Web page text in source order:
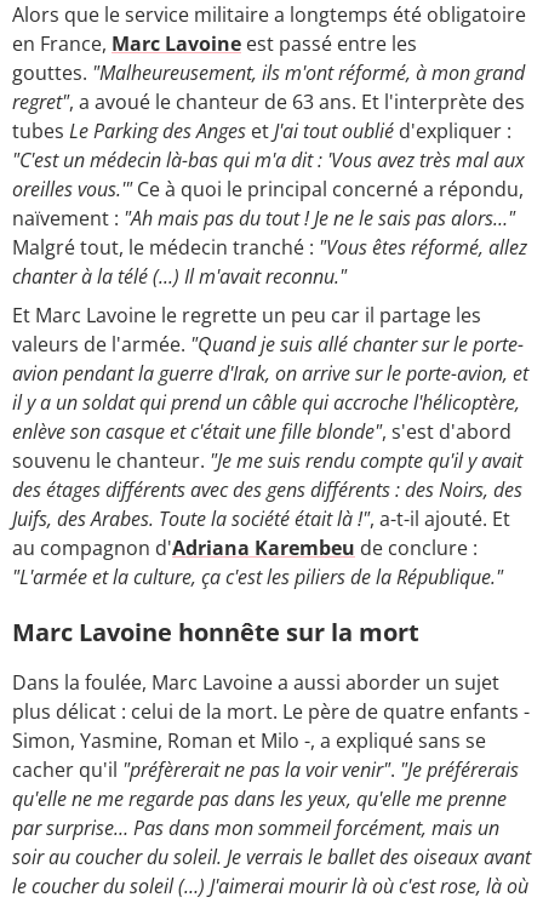
Alors que le service militaire a longtemps été obligatoire
en France, Marc Lavoine est passé entre les
gouttes. "Malheureusement, ils m'ont réformé, à mon grand
regret", a avoué le chanteur de 63 ans. Et l'interprète des
tubes Le Parking des Anges etJ'ai tout oublié d'expliquer :
"C'est un médecin là-bas qui m'a dit : 'Vous avez très mal aux
oreilles vous.'"Ce à quoi le principal concerné a répondu,
naïvement : "Ah mais pas du tout ! Je ne le sais pas alors…"
Malgré tout, le médecin tranché : "Vous êtes réformé, allez
chanter à la télé (...) Il m'avait reconnu."
Et Marc Lavoine le regrette un peu car il partage les
valeurs de l'armée. "Quand je suis allé chanter sur le porte-
avion pendant la guerre d'Irak, on arrive sur le porte-avion, et
il y a un soldat qui prend un câble qui accroche l'hélicoptère,
enlève son casque et c'était une fille blonde", s'est d'abord
souvenu le chanteur. "Je me suis rendu compte qu'il y avait
des étages différents avec des gens différents : des Noirs, des
Juifs, des Arabes. Toute la société était là !", a-t-il ajouté. Et
au compagnon d'Adriana Karembeu de conclure :
"L'armée et la culture, ça c'est les piliers de la République."
Marc Lavoine honnête sur la mort
Dans la foulée, Marc Lavoine a aussi aborder un sujet
plus délicat : celui de la mort. Le père de quatre enfants -
Simon, Yasmine, Roman et Milo -, a expliqué sans se
cacher qu'il "préfèrerait ne pas la voir venir". "Je préférerais
qu'elle ne me regarde pas dans les yeux, qu'elle me prenne
par surprise… Pas dans mon sommeil forcément, mais un
soir au coucher du soleil. Je verrais le ballet des oiseaux avant
le coucher du soleil (…) J'aimerai mourir là où c'est rose, là où